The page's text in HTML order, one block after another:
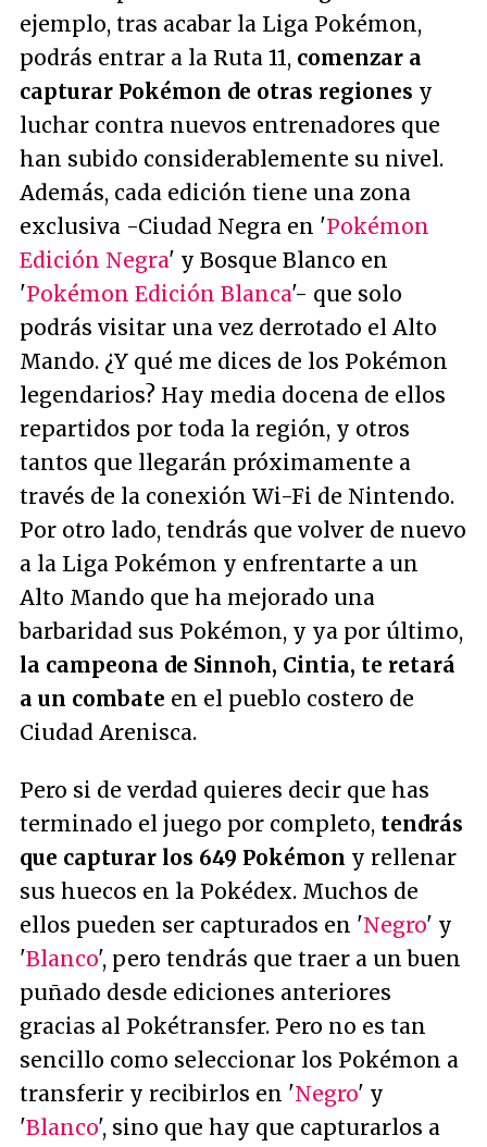
ejemplo, tras acabar la Liga Pokémon,
podrás entrar a la Ruta 11, comenzar a
capturar Pokémon de otras regiones y
luchar contra nuevos entrenadores que
han subido considerablemente su nivel.
Además, cada edición tiene una zona
exclusiva -Ciudad Negra en 'Pokémon
Edición Negra' y Bosque Blanco en
'Pokémon Edición Blanca'- que solo
podrás visitar una vez derrotado el Alto
Mando. ¿Y qué me dices de los Pokémon
legendarios? Hay media docena de ellos
repartidos por toda la región, y otros
tantos que llegarán próximamente a
través de la conexión Wi-Fi de Nintendo.
Por otro lado, tendrás que volver de nuevo
a la Liga Pokémon y enfrentarte a un
Alto Mando que ha mejorado una
barbaridad sus Pokémon, y ya por último,
la campeona de Sinnoh, Cintia, te retará
a un combate en el pueblo costero de
Ciudad Arenisca.
Pero si de verdad quieres decir que has
terminado el juego por completo, tendrás
que capturar los 649 Pokémon y rellenar
sus huecos en la Pokédex. Muchos de
ellos pueden ser capturados en 'Negro' y
'Blanco', pero tendrás que traer a un buen
puñado desde ediciones anteriores
gracias al Pokétransfer. Pero no es tan
sencillo como seleccionar los Pokémon a
transferir y recibirlos en 'Negro' y
'Blanco', sino que hay que capturarlos a